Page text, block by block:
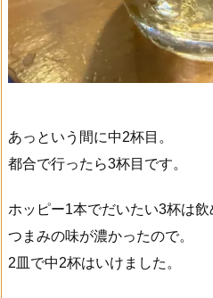
あっという間に中2杯目。
都合で行ったら3杯目です。
ホッピー1本でだいたい3杯は飲
つまみの味が濃かったので。
2皿で中2杯はいけました。